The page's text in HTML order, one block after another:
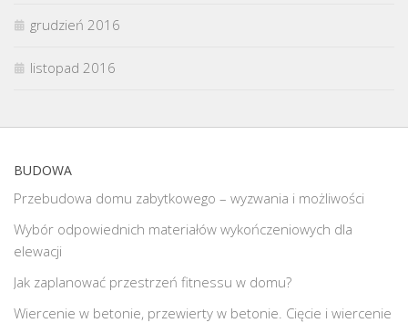
grudzień 2016
listopad 2016
BUDOWA
Przebudowa domu zabytkowego – wyzwania i możliwości
Wybór odpowiednich materiałów wykończeniowych dla
elewacji
Jak zaplanować przestrzeń fitnessu w domu?
Wiercenie w betonie, przewierty w betonie. Cięcie i wiercenie